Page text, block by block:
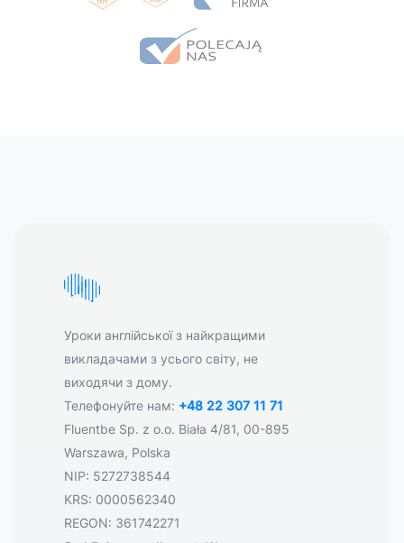
Уроки англійської з найкращими
викладачами з усього світу, не
виходячи з дому.
Телефонуйте нам: +48 22 307 11 71
Fluentbe Sp. z o.o. Biała 4/81, 00-895
Warszawa, Polska
NIP: 5272738544
KRS: 0000562340
REGON: 361742271